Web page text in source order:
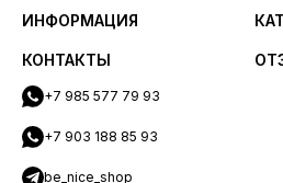
ИНФОРМАЦИЯ
КОНТАКТЫ
+7 985 577 79 93
+7 903 188 85 93
be_nice_shop